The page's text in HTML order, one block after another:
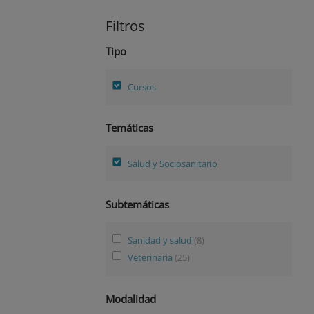
Filtros
Tipo
Cursos
Temáticas
Salud y Sociosanitario
Subtemáticas
Sanidad y salud (8)
Veterinaria (25)
Modalidad